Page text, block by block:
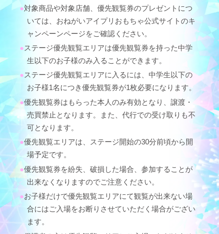
対象商品や対象店舗、優先観覧券のプレゼントにつ
いては、おねがいアイプリおもちゃ公式サイトのキ
ャンペーンページをご確認ください。
ステージ優先観覧エリアは優先観覧券を持った中学
生以下のお子様のみ入ることができます。
ステージ優先観覧エリアに入るには、中学生以下の
お子様1名につき優先観覧券が1枚必要になります。
優先観覧券はもらった本人のみ有効となり、譲渡・
売買禁止となります。また、代行での受け取りも不
可となります。
優先観覧エリアは、ステージ開始の30分前頃から開
場予定です。
優先観覧券を紛失、破損した場合、参加することが
出来なくなりますのでご注意ください。
お子様だけで優先観覧エリアにて観覧が出来ない場
合にはご入場をお断りさせていただく場合がござい
ます。